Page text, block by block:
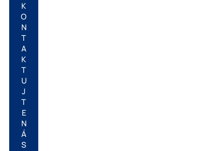
K
O
N
T
A
K
T
U
J
T
E
N
Á
S